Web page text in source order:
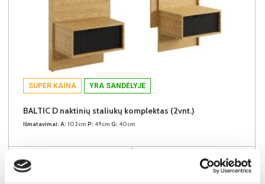
SUPER KAINA YRA SANDĖLYJE
BALTIC D naktinių staliukų komplektas (2vnt.)
Išmatavimai: A: 102cm P: 49cm G: 40cm
- 30€